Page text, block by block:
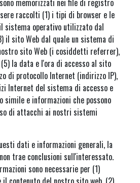
memorizzati nei file di registro
raccolti (1) i tipi di browser e le
sistema operativo utilizzato dal
il sito Web dal quale un sistema di
sito Web (i cosiddetti referrer),
la data e l'ora di accesso al sito
di protocollo Internet (indirizzo IP),
Internet del sistema di accesso e
simile e informazioni che possono
di attacchi ai nostri sistemi
dati e informazioni generali, la
trae conclusioni sull'interessato.
sono necessarie per (1)